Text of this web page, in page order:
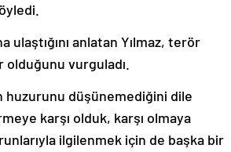
anlatan Yılmaz, terör
olduğunu vurguladı.
huzurunu düşünemediğini dile
karşı olduk, karşı olmaya
ilgilenmek için de başka bir